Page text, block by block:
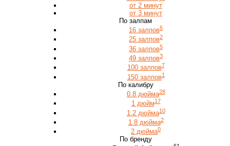
от 2 минут
от 3 минут
По залпам
16 залпов6
25 залпов2
36 залпов5
49 залпов3
100 залпов7
150 залпов1
По калибру
0.8 дюйма28
1 дюйм17
1.2 дюйма10
1.8 дюйма2
2 дюйма0
По бренду